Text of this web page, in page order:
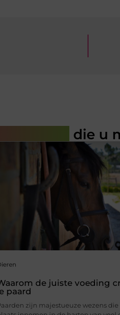
die u
de juiste voeding
paard
zijn majestueuze wezens die